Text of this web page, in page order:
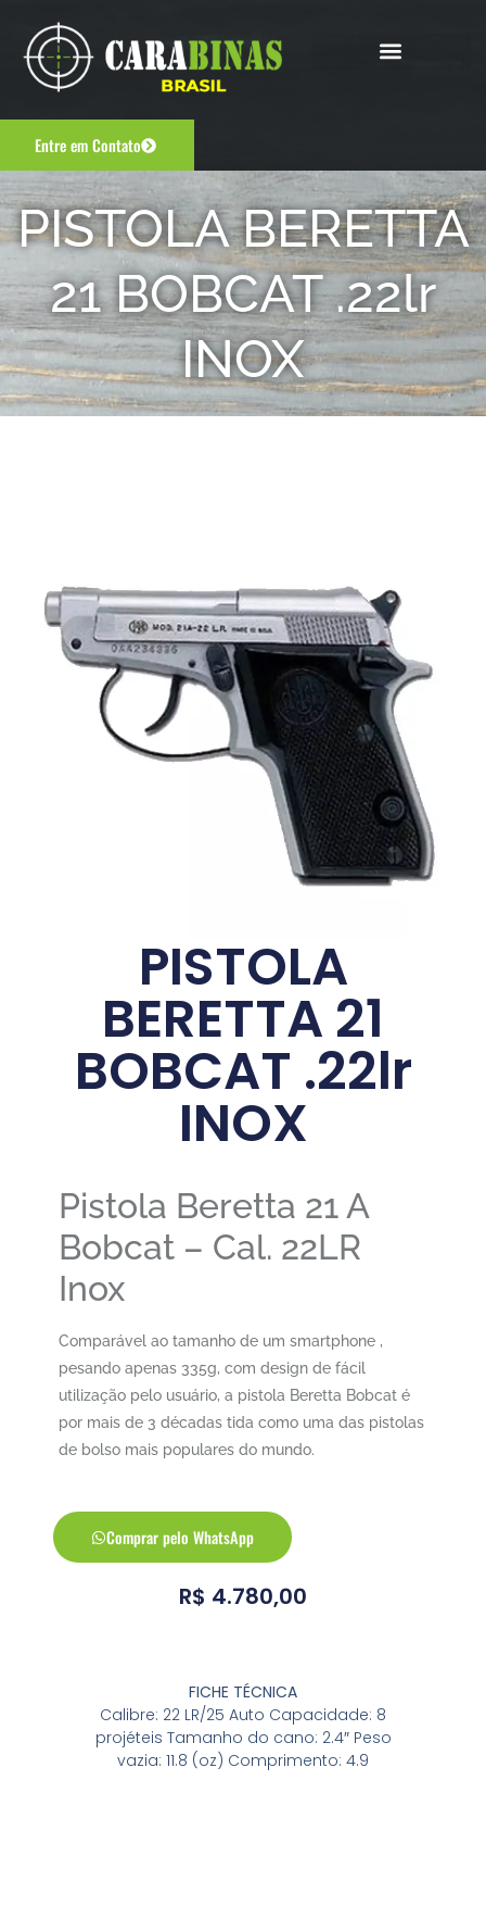
Entre em Contato
PISTOLA BERETTA
21 BOBCAT .22lr
INOX
PISTOLA
BERETTA 21
BOBCAT .22lr
INOX
Pistola Beretta 21 A
Bobcat – Cal. 22LR
Inox
Comparável ao tamanho de um smartphone ,
pesando apenas 335g, com design de fácil
utilização pelo usuário, a pistola Beretta Bobcat é
por mais de 3 décadas tida como uma das pistolas
de bolso mais populares do mundo.
Comprar pelo WhatsApp
R$ 4.780,00
FICHE TÉCNICA
Calibre: 22 LR/25 Auto Capacidade: 8
projéteis Tamanho do cano: 2.4″ Peso
vazia: 11.8 (oz) Comprimento: 4.9